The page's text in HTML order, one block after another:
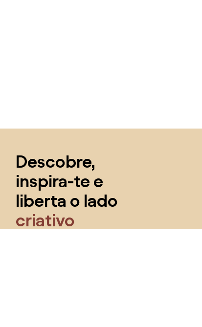
Descobre,
inspira-te e
liberta o lado
criativo